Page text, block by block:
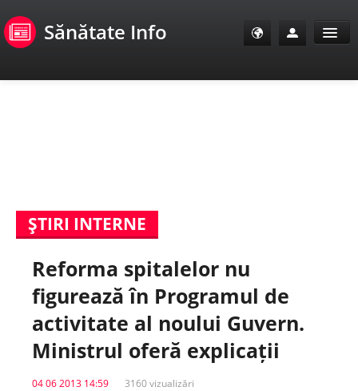
Sănătate Info
E-Sănătate Pacienți
E-Sănătate Medici
E-Sănătate Instituții
Tuberculoza Info
ŞTIRI INTERNE
Reforma spitalelor nu
figurează în Programul de
activitate al noului Guvern.
Ministrul oferă explicații
04 06 2013 14:59 3160 vizualizări